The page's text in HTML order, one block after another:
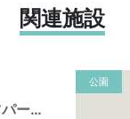
関連施設
FUKUJUスポーツパーク（羽島市運動公園）（岐阜県羽島市）
公園